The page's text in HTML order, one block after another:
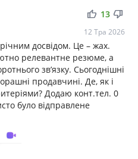
thumb_up thumb_down
13
12 Тра 2026
досвідом. Це – жах.
релевантне резюме, а
звʼязку. Сьогоднішні
продавчині. Де, як і
Додаю конт.тел. 0
було відправлене